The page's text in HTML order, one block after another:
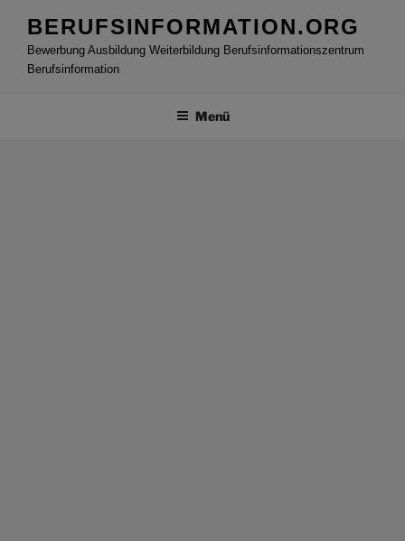
Inhalt
springen
BERUFSINFORMATION.ORG
Bewerbung Ausbildung Weiterbildung Berufsinformationszentrum
Berufsinformation
Menü